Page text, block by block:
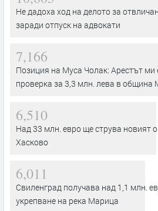
Не дадоха ход на делото за
заради отпуск на адвокати
7,166
Позиция на Муса Чолак: Арестът ми
проверка за 3,3 млн. лева в община
6,510
Над 33 млн. евро ще струва новият
Хасково
6,011
Свиленград получава над 1,1 млн.
укрепване на река Марица